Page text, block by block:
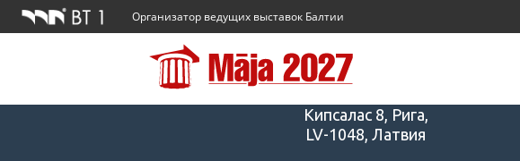
Организатор ведущих выставок Балтии
Адрес
Кипсалас 8, Рига,
LV-1048, Латвия